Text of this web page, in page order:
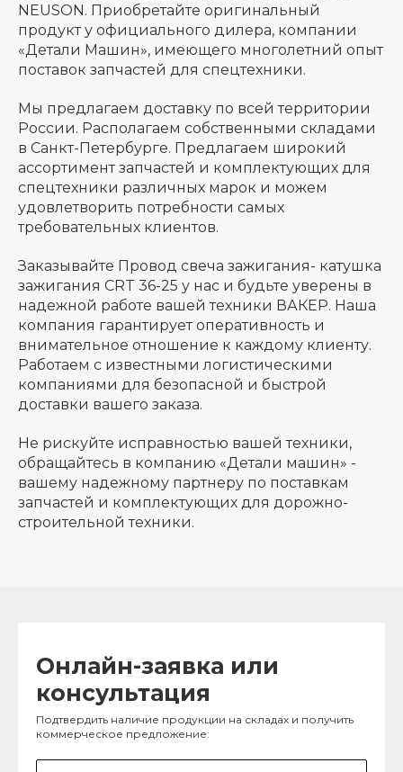
NEUSON. Приобретайте оригинальный
продукт у официального дилера, компании
«Детали Машин», имеющего многолетний опыт
поставок запчастей для спецтехники.
Мы предлагаем доставку по всей территории
России. Располагаем собственными складами
в Санкт-Петербурге. Предлагаем широкий
ассортимент запчастей и комплектующих для
спецтехники различных марок и можем
удовлетворить потребности самых
требовательных клиентов.
Заказывайте Провод свеча зажигания- катушка
зажигания CRT 36-25 у нас и будьте уверены в
надежной работе вашей техники ВАКЕР. Наша
компания гарантирует оперативность и
внимательное отношение к каждому клиенту.
Работаем с известными логистическими
компаниями для безопасной и быстрой
доставки вашего заказа.
Не рискуйте исправностью вашей техники,
обращайтесь в компанию «Детали машин» -
вашему надежному партнеру по поставкам
запчастей и комплектующих для дорожно-
строительной техники.
Онлайн-заявка или
консультация
Подтвердить наличие продукции на складах и получить
коммерческое предложение: